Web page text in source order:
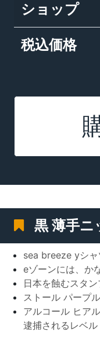
ショップ
税込価格
黒 薄手ニ
sea breeze yシ
eゾーンには、か
日本を蝕むスタ
ストール パープ
アルコール ヒア
逮捕されるレベル